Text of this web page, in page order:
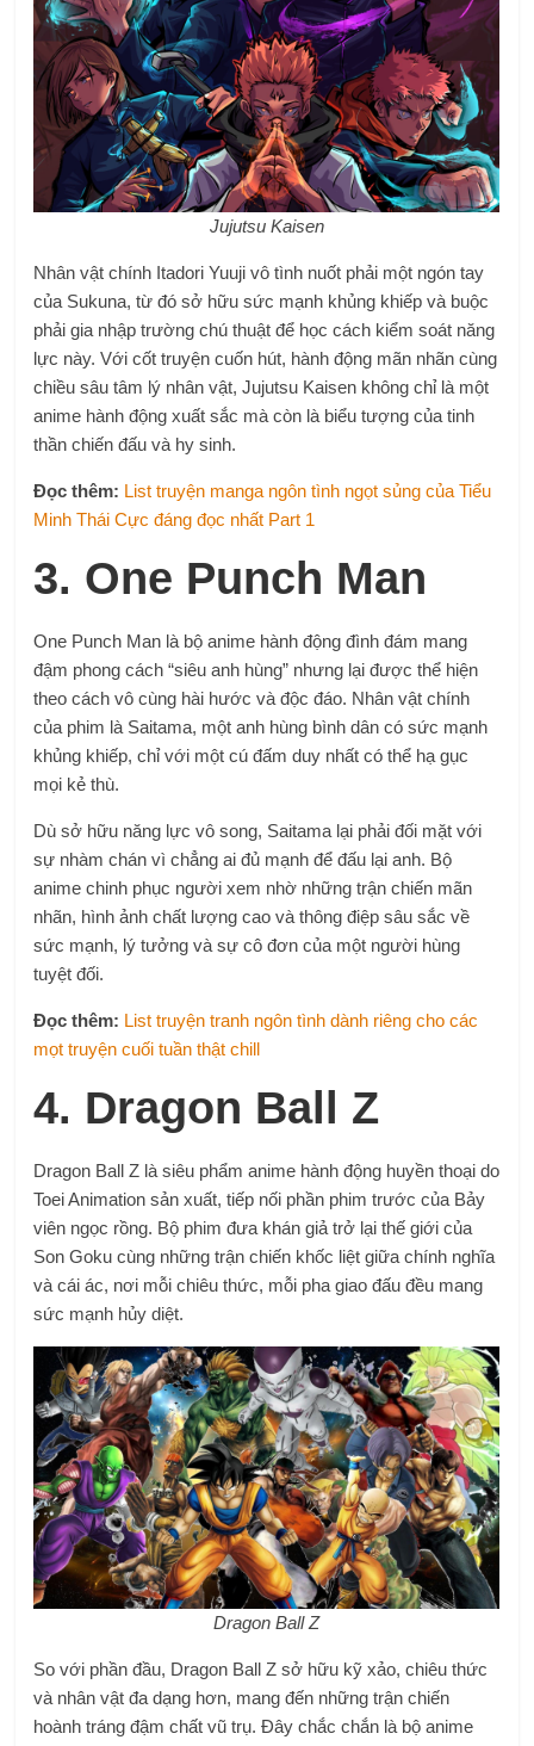
Jujutsu Kaisen
Nhân vật chính Itadori Yuuji vô tình nuốt phải một ngón tay
của Sukuna, từ đó sở hữu sức mạnh khủng khiếp và buộc
phải gia nhập trường chú thuật để học cách kiểm soát năng
lực này. Với cốt truyện cuốn hút, hành động mãn nhãn cùng
chiều sâu tâm lý nhân vật, Jujutsu Kaisen không chỉ là một
anime hành động xuất sắc mà còn là biểu tượng của tinh
thần chiến đấu và hy sinh.
Đọc thêm: List truyện manga ngôn tình ngọt sủng của Tiểu
Minh Thái Cực đáng đọc nhất Part 1
3. One Punch Man
One Punch Man là bộ anime hành động đình đám mang
đậm phong cách “siêu anh hùng” nhưng lại được thể hiện
theo cách vô cùng hài hước và độc đáo. Nhân vật chính
của phim là Saitama, một anh hùng bình dân có sức mạnh
khủng khiếp, chỉ với một cú đấm duy nhất có thể hạ gục
mọi kẻ thù.
Dù sở hữu năng lực vô song, Saitama lại phải đối mặt với
sự nhàm chán vì chẳng ai đủ mạnh để đấu lại anh. Bộ
anime chinh phục người xem nhờ những trận chiến mãn
nhãn, hình ảnh chất lượng cao và thông điệp sâu sắc về
sức mạnh, lý tưởng và sự cô đơn của một người hùng
tuyệt đối.
Đọc thêm: List truyện tranh ngôn tình dành riêng cho các
mọt truyện cuối tuần thật chill
4. Dragon Ball Z
Dragon Ball Z là siêu phẩm anime hành động huyền thoại do
Toei Animation sản xuất, tiếp nối phần phim trước của Bảy
viên ngọc rồng. Bộ phim đưa khán giả trở lại thế giới của
Son Goku cùng những trận chiến khốc liệt giữa chính nghĩa
và cái ác, nơi mỗi chiêu thức, mỗi pha giao đấu đều mang
sức mạnh hủy diệt.
Dragon Ball Z
So với phần đầu, Dragon Ball Z sở hữu kỹ xảo, chiêu thức
và nhân vật đa dạng hơn, mang đến những trận chiến
hoành tráng đậm chất vũ trụ. Đây chắc chắn là bộ anime